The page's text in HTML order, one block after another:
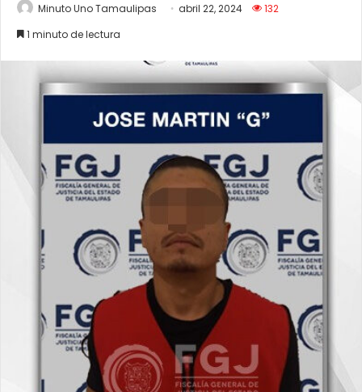
Minuto Uno Tamaulipas abril 22, 2024
132
1 minuto de lectura